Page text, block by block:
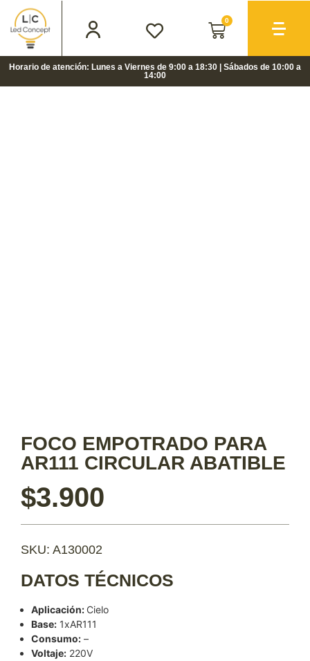
0
Horario de atención: Lunes a Viernes de 9:00 a 18:30 | Sábados de 10:00 a
14:00
FOCO EMPOTRADO PARA
AR111 CIRCULAR ABATIBLE
$3.900
SKU: A130002
DATOS TÉCNICOS
Aplicación: Cielo
Base: 1xAR111
Consumo: –
Voltaje: 220V